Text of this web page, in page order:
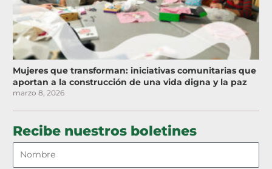
Mujeres que transforman: iniciativas comunitarias que
aportan a la construcción de una vida digna y la paz
marzo 8, 2026
Recibe nuestros boletines